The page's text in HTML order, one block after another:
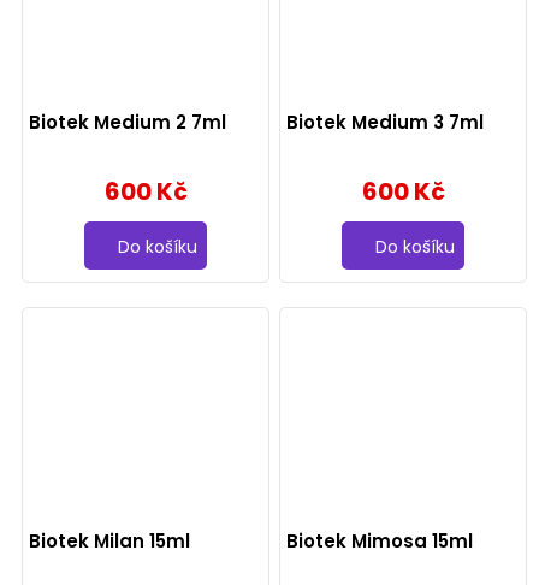
Biotek Medium 2 7ml
600 Kč
Do košíku
Biotek Medium 3 7ml
600 Kč
Do košíku
Biotek Milan 15ml Biotek Mimosa 15ml